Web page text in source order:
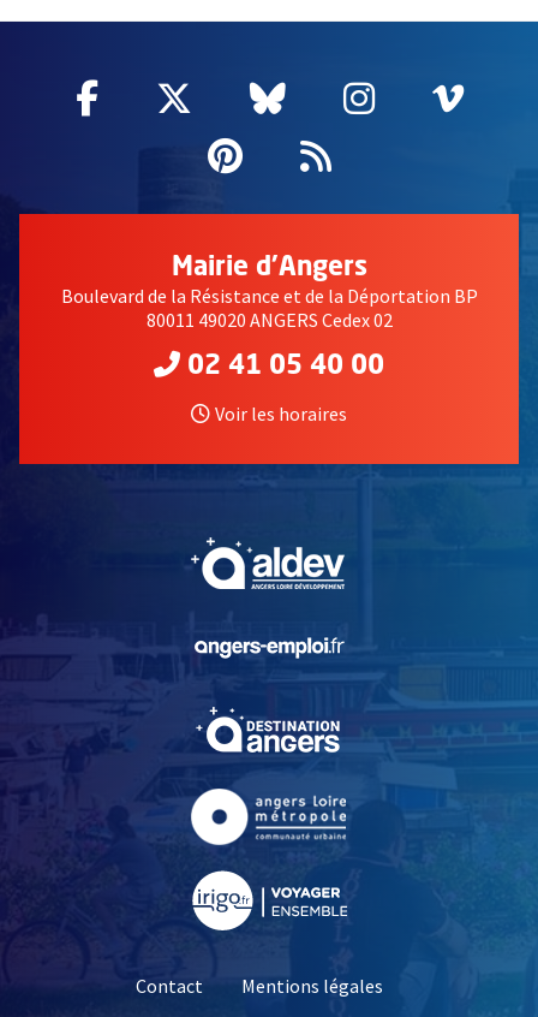
Facebook
, Ouvre une nouvelle fenêtre
Twitter
, Ouvre une nouvelle
Bluesky
, Ouvre une
Instagram
, Ouvre
,
Pinterest
, Ouvre une
Flux RSS
Mairie d'Angers
Boulevard de la Résistance et de la Déportation BP
80011 49020 ANGERS Cedex 02
02 41 05 40 00
Voir les horaires
, Ouvre une nouvelle
, Ouvre une nouvelle
Contact Mentions légales